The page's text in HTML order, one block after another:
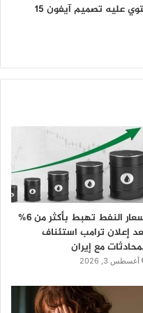
عليه تصميم آيفون 15
أسعار النفط تهبط بأكثر من 6%
إعلان ترامب استئناف
مع إيران
أغسطس 3, 2026